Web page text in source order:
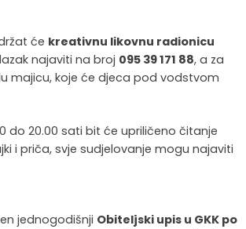
će kreativnu likovnu radionicu
najaviti na broj 095 39 171 88, a za
majicu, koje će djeca pod vodstvom
do 20.00 sati bit će upriličeno čitanje
i priča, svje sudjelovanje mogu najaviti
jednogodišnji Obiteljski upis u GKK po